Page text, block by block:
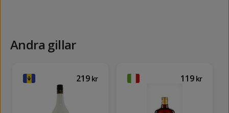
Andra gillar
219 kr 119 kr